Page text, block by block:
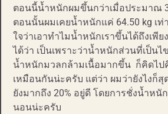
ตอนนี้น้ำหนักผมขึ้นกว่าเมื่อประมาณ
ตอนนั้นผมเคยน้ำหนักแค่ 64.50 kg เ
ใจว่าเอาทำไมน้ำหนักเราขึ้นได้ถึงเพี
ได้ว่า เป็นเพราะว่าน้ำหนักส่วนที่เป็น
น้ำหนักมวลกล้ามเนื้อมากขึ้น ก็คิดไป
เหมือนกันน่ะครับ แต่ว่า ผมว่ายังไงก็
ยังมากถึง 20% อยู่ดี โดยการชั่งน้ำหนั
นอนน่ะครับ